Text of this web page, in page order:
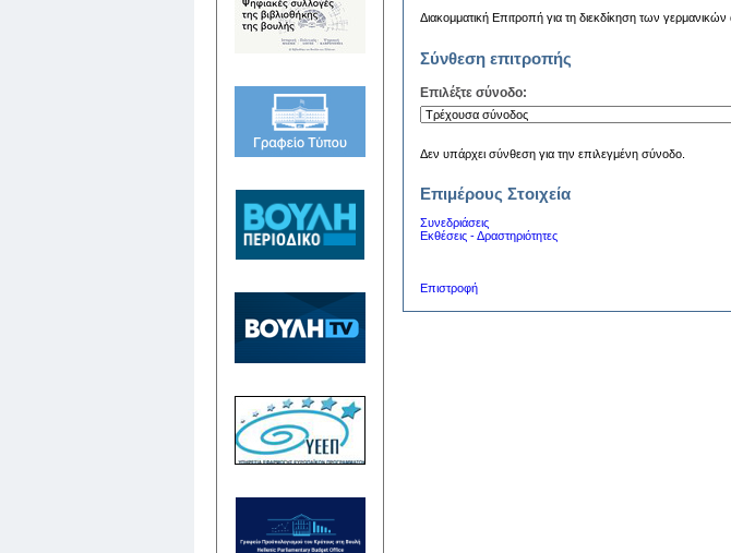
Διακομματική Επιτροπή για τη διεκδίκηση των
Σύνθεση επιτροπής
Επιλέξτε σύνοδο:
Δεν υπάρχει σύνθεση για την επιλεγμένη σύνοδο.
Επιμέρους Στοιχεία
Συνεδριάσεις
Εκθέσεις - Δραστηριότητες
Επιστροφή